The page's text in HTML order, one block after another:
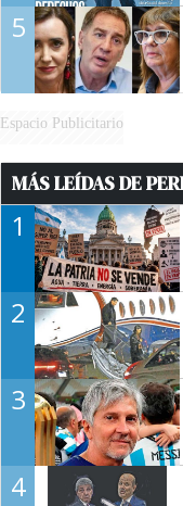
5
Espacio Publicitario
MÁS LEÍDAS DE
1
2
3
4